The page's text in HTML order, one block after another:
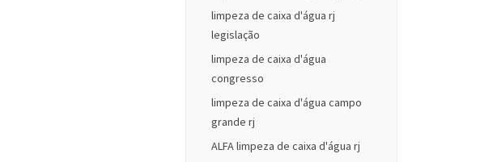
limpeza de caixa d'água rj
legislação
limpeza de caixa d'água
congresso
limpeza de caixa d'água campo
grande rj
ALFA limpeza de caixa d'água rj